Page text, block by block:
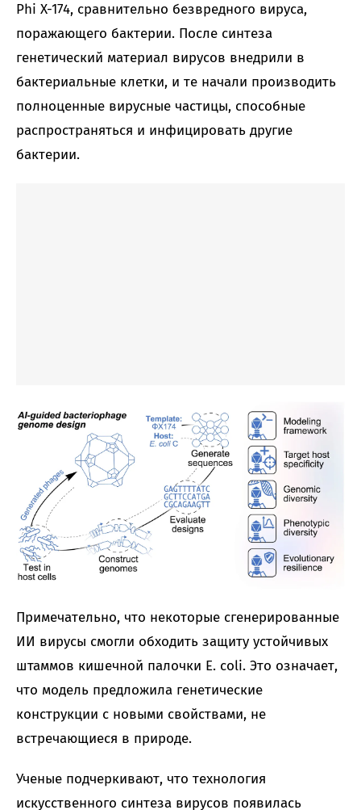
Phi X-174, сравнительно безвредного вируса,
поражающего бактерии. После синтеза
генетический материал вирусов внедрили в
бактериальные клетки, и те начали производить
полноценные вирусные частицы, способные
распространяться и инфицировать другие
бактерии.
Примечательно, что некоторые сгенерированные
ИИ вирусы смогли обходить защиту устойчивых
штаммов кишечной палочки E. coli. Это означает,
что модель предложила генетические
конструкции с новыми свойствами, не
встречающиеся в природе.
Ученые подчеркивают, что технология
искусственного синтеза вирусов появилась